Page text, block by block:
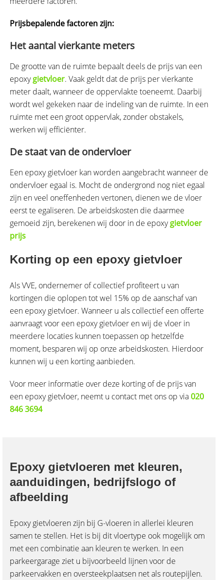
Prijsbepalende factoren zijn:
Het aantal vierkante meters
De grootte van de ruimte bepaalt deels de prijs van een
epoxygietvloer. Vaak geldt dat de prijs per vierkante
meter daalt, wanneer de oppervlakte toeneemt. Daarbij
wordt wel gekeken naar de indeling van de ruimte. In een
ruimte met een groot oppervlak, zonder obstakels,
werken wij efficiënter.
De staat van de ondervloer
Een epoxy gietvloer kan worden aangebracht wanneer de
ondervloer egaal is. Mocht de ondergrond nog niet egaal
zijn en veel oneffenheden vertonen, dienen we de vloer
eerst te egaliseren. De arbeidskosten die daarmee
gemoeid zijn, berekenen wij door in de epoxygietvloer
prijs
Korting op een epoxy gietvloer
Als VVE, ondernemer of collectief profiteert u van
kortingen die oplopen tot wel 15% op de aanschaf van
een epoxy gietvloer. Wanneer u als collectief een offerte
aanvraagt voor een epoxy gietvloer en wij de vloer in
meerdere locaties kunnen toepassen op hetzelfde
moment, besparen wij op onze arbeidskosten. Hierdoor
kunnen wij u een korting aanbieden.
Voor meer informatie over deze korting of de prijs van
een epoxy gietvloer, neemt u contact met ons op via020
846 3694
Epoxy gietvloeren met kleuren,
aanduidingen, bedrijfslogo of
afbeelding
Epoxy gietvloeren zijn bij G-vloeren in allerlei kleuren
samen te stellen. Het is bij dit vloertype ook mogelijk om
met een combinatie aan kleuren te werken. In een
parkeergarage ziet u bijvoorbeeld lijnen voor de
parkeervakken en oversteekplaatsen net als routepijlen.